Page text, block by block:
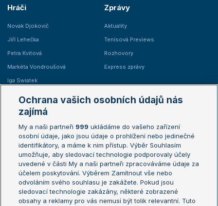
Hráči
Novak Djokovič
Jiří Lehečka
Petra Kvitová
Markéta Vondroušová
Iga Swiatek
Zprávy
Aktuality
Tenisová Previews
Rozhovory
Express zprávy
Žebříčky
Žebříček ATP (muži)
Žebříček WTA (ženy)
Sázkařský žebříček
Australian Open
French Open
Wimbledon
US Open
Turnaj mistrů
Turnaj mistryň
Ochrana vašich osobních údajů nás
zajímá
My a naši partneři 999 ukládáme do vašeho zařízení
osobní údaje, jako jsou údaje o prohlížení nebo jedinečné
identifikátory, a máme k nim přístup. Výběr Souhlasím
umožňuje, aby sledovací technologie podporovaly účely
uvedené v části My a naši partneři zpracováváme údaje za
účelem poskytování. Výběrem Zamítnout vše nebo
odvoláním svého souhlasu je zakážete. Pokud jsou
sledovací technologie zakázány, některé zobrazené
obsahy a reklamy pro vás nemusí být tolik relevantní. Tuto